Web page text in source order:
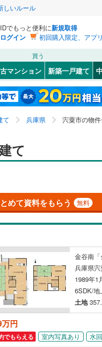
しいルール
IDでもっと便利に新規取得
ログイン
初回購入限定、アプ
買う
マンション 新築一戸建て
て 兵庫県 宍粟市の物
て
めて資料をもらう 無料
金谷南
兵庫県
1989年1
6SDK/地
土地
円
でもらえる 室内写真あり 水
海道
森 岩手
京 神奈川
潟
阪 兵庫
取 島根
島 香川
岡 佐賀
この
灘区(70)
田区(27)
区
46 )
路市(
古川市(50)
塚市(143)
西市(113)
西市(3
波市
32 )
淡路市(3
の市
古郡稲美町(1)
この
宮町百千家満(1)
崎町上比地(1)
海道本線（JR西日本）(0)
古川線(0)
穂線(0)
陽新幹線(0)
戸市営地下鉄西神・山手線
急甲陽線(0)
神武庫川線(0)
戸電鉄有馬線(0)
戸電鉄公園都市線(0)
戸高速線（東西線）(
戸市営地下鉄北神線 (
智頭急行(
この
ォーム、リノベーション
ノベーション・リフォーム
1）
暖房（
車場2台以上（4）
1）
世帯向け（
ービスルーム（納戸）（1）
寄りの駅が始発駅
この検索条件の新